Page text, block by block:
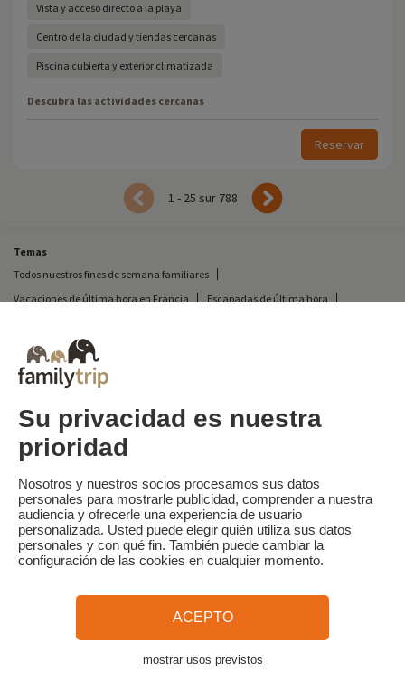
Ver el mapa
Vista y acceso directo a la playa
Centro de la ciudad y tiendas cercanas
Piscina cubierta y exterior climatizada
Descubra las actividades cercanas
Reservar
1 - 25 sur 788
Temas
Todos nuestros fines de semana familiares
Vacaciones de última hora en Francia
Escapadas de última hora
Vacaciones en camping en Francia
Destinos
Vacaciones de esquí en Francia
Familytrip
¿Quiénes somos?
Condiciones generales y política de privacidad
Lo que la prensa dice de nosotros
Socios FAQ Blog Mapa del sitio
Pago seguro dirigido por Sooyoos
¿Necesitas ayuda?
Su privacidad es nuestra
prioridad
Nosotros y nuestros socios procesamos sus datos
personales para mostrarle publicidad, comprender a nuestra
audiencia y ofrecerle una experiencia de usuario
personalizada. Usted puede elegir quién utiliza sus datos
personales y con qué fin. También puede cambiar la
configuración de las cookies en cualquier momento.
ACEPTO
mostrar usos previstos